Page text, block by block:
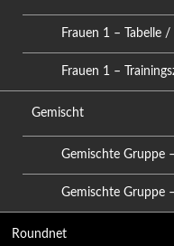
Frauen 1 – Tabelle /
Frauen 1 –
Gemischt
Gemischte Gruppe
Gemischte Gruppe
Roundnet